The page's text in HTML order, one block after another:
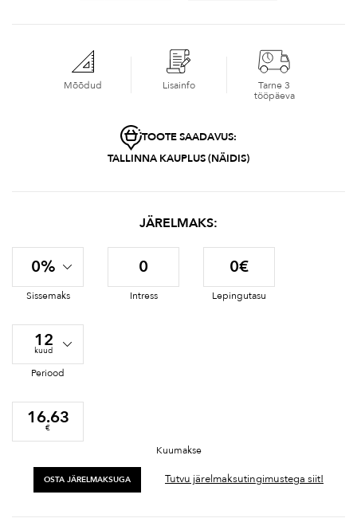
Mõõdud Lisainfo
Tarne 3
tööpäeva
TOOTE SAADAVUS:
TALLINNA KAUPLUS (NÄIDIS)
JÄRELMAKS:
0%
Sissemaks
0
Intress
0€
Lepingutasu
12
kuud
Periood
16.63
€
Kuumakse
OSTA JÄRELMAKSUGA Tutvu järelmaksutingimustega siit!